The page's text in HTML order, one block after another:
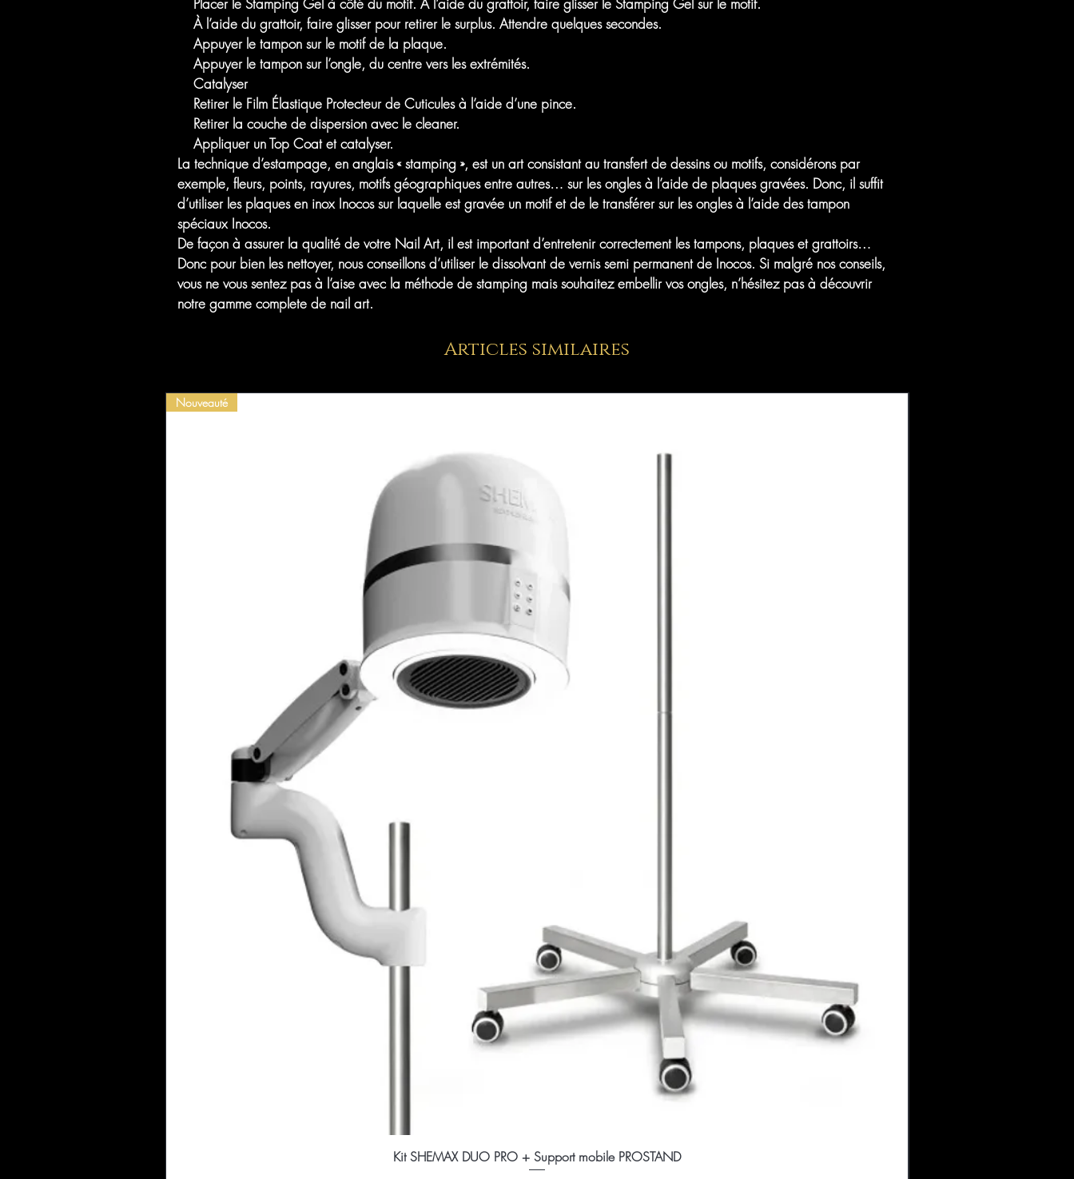
À l’aide du grattoir, faire glisser pour retirer le surplus. Attendre quelques secondes.
Appuyer le tampon sur le motif de la plaque.
Appuyer le tampon sur l’ongle, du centre vers les extrémités.
Catalyser
Retirer le Film Élastique Protecteur de Cuticules à l’aide d’une pince.
Retirer la couche de dispersion avec le cleaner.
Appliquer un Top Coat et catalyser.
La technique d’estampage, en anglais « stamping », est un art consistant au transfert de dessins ou motifs, considérons par
exemple, fleurs, points, rayures, motifs géographiques entre autres… sur les ongles à l’aide de plaques gravées. Donc, il suffit
d’utiliser les plaques en inox Inocos sur laquelle est gravée un motif et de le transférer sur les ongles à l’aide des tampon
spéciaux Inocos.
De façon à assurer la qualité de votre Nail Art, il est important d’entretenir correctement les tampons, plaques et grattoirs…
Donc pour bien les nettoyer, nous conseillons d’utiliser le dissolvant de vernis semi permanent de Inocos. Si malgré nos conseils,
vous ne vous sentez pas à l’aise avec la méthode de stamping mais souhaitez embellir vos ongles, n’hésitez pas à découvrir
notre gamme complete de nail art.
Articles similaires
Nouveauté
Kit SHEMAX DUO PRO + Support mobile PROSTAND